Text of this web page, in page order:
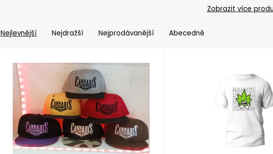
Zobrazit více
Nejlevnější Nejdražší Nejprodávanější Abecedně